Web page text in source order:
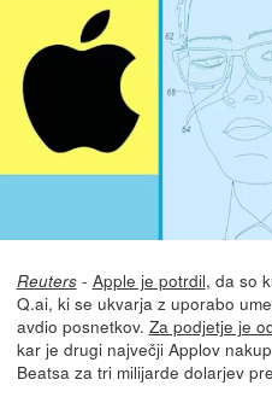
Reuters- Apple je potrdil, da so
Q.ai, ki se ukvarja z uporabo
avdio posnetkov. Za podjetje je
kar je drugi največji Applov
Beatsa za tri milijarde dolarjev